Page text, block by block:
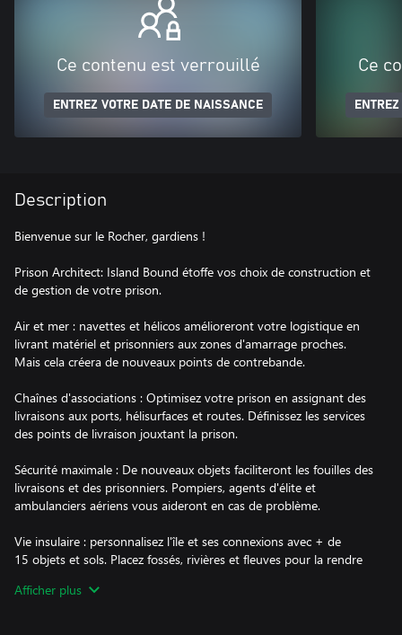
Ce contenu est verrouillé
ENTREZ VOTRE DATE DE NAISSANCE
Ce
Description
Bienvenue sur le Rocher, gardiens !
Prison Architect: Island Bound étoffe vos choix de construction et
de gestion de votre prison.
Air et mer : navettes et hélicos amélioreront votre logistique en
livrant matériel et prisonniers aux zones d'amarrage proches.
Mais cela créera de nouveaux points de contrebande.
Chaînes d'associations : Optimisez votre prison en assignant des
livraisons aux ports, hélisurfaces et routes. Définissez les services
des points de livraison jouxtant la prison.
Sécurité maximale : De nouveaux objets faciliteront les fouilles des
livraisons et des prisonniers. Pompiers, agents d'élite et
ambulanciers aériens vous aideront en cas de problème.
Vie insulaire : personnalisez l'île et ses connexions avec + de
15 objets et sols. Placez fossés, rivières et fleuves pour la rendre
Afficher plus